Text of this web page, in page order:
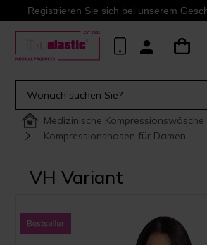
Registrieren Sie sich bei unserem
Medizinische Kompressionswäsche
Kompressionshosen für Damen
VH Variant